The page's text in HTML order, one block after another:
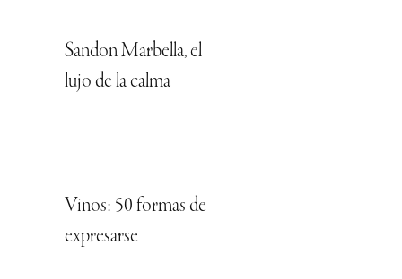
Sandon Marbella, el
lujo de la calma
Vinos: 50 formas de
expresarse